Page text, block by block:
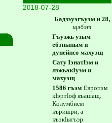
2018-07-28
Бадзэуэгъуэм и 28,
щэбэт
Гъуэжь узым
ебэныным и
дунейпсо махуэщ
Сату IэнатIэм и
лэжьакIуэм и
махуэщ
1586 гъэм Европэм
кIэртIоф къашащ.
Колумбием
къришри, а
къэкIыгъэр